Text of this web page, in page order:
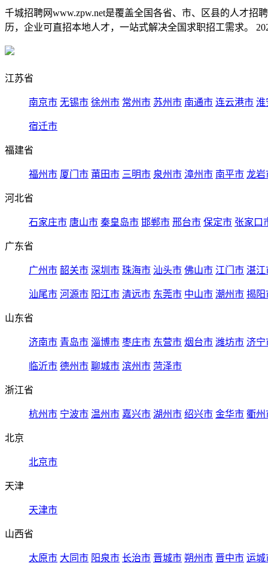
千城招聘网www.zpw.net是覆盖全国各省、市、区县的人才
历，企业可直招本地人才，一站式解决全国求职招工需求。
江苏省
南京市 无锡市 徐州市 常州市 苏州市 南通市 连云港市 淮
宿迁市
福建省
福州市 厦门市 莆田市 三明市 泉州市 漳州市 南平市 龙岩
河北省
石家庄市 唐山市 秦皇岛市 邯郸市 邢台市 保定市 张家口
广东省
广州市 韶关市 深圳市 珠海市 汕头市 佛山市 江门市 湛江
汕尾市 河源市 阳江市 清远市 东莞市 中山市 潮州市 揭阳
山东省
济南市 青岛市 淄博市 枣庄市 东营市 烟台市 潍坊市 济宁
临沂市 德州市 聊城市 滨州市 菏泽市
浙江省
杭州市 宁波市 温州市 嘉兴市 湖州市 绍兴市 金华市 衢州
北京
北京市
天津
天津市
山西省
太原市 大同市 阳泉市 长治市 晋城市 朔州市 晋中市 运城